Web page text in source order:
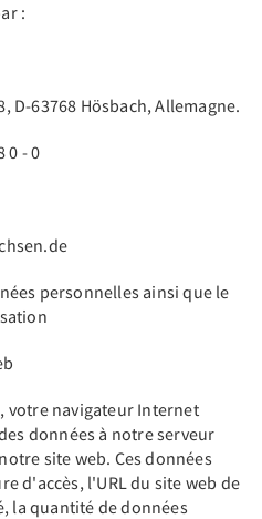
:
D-63768 Hösbach, Allemagne.
0 - 0
personnelles ainsi que le
votre navigateur Internet
données à notre serveur
site web. Ces données
d'accès, l'URL du site web de
la quantité de données